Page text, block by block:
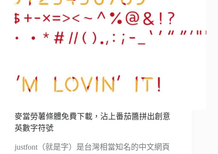
麥當勞薯條體免費下載，沾上番茄醬拼出創意
英數字符號
justfont（就是字）是台灣相當知名的中文網頁